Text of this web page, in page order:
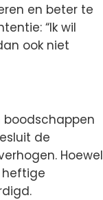
en beter te
“Ik wil
ook niet
boodschappen
de
Hoewel